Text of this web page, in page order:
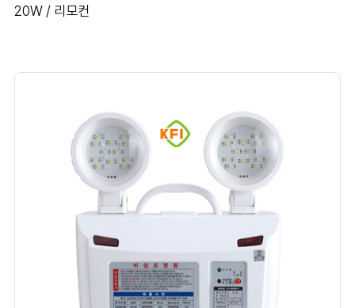
20W / 리모컨